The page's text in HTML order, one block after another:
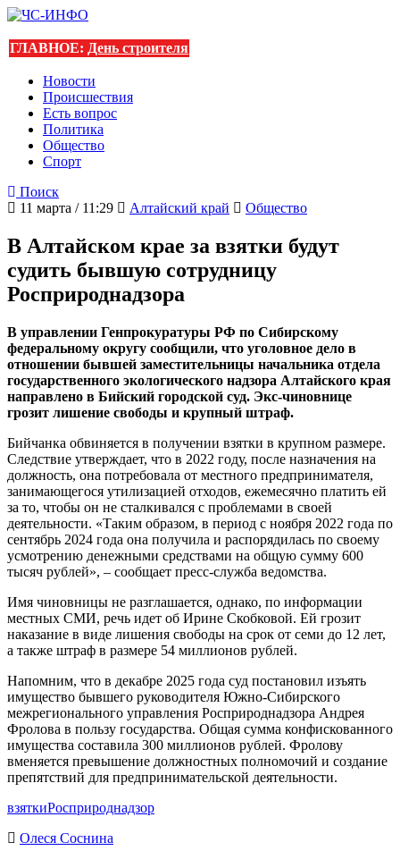
ГЛАВНОЕ: День строителя
Новости
Происшествия
Есть вопрос
Политика
Общество
Спорт
Поиск
11 марта / 11:29
Алтайский край Общество
В Алтайском крае за взятки будут
судить бывшую сотрудницу
Росприроднадзора
В управлении Генпрокуратуры РФ по Сибирскому
федеральному округу сообщили, что уголовное дело в
отношении бывшей заместительницы начальника отдела
государственного экологического надзора Алтайского края
направлено в Бийский городской суд. Экс-чиновнице
грозит лишение свободы и крупный штраф.
Бийчанка обвиняется в получении взятки в крупном размере.
Следствие утверждает, что в 2022 году, после назначения на
должность, она потребовала от местного предпринимателя,
занимающегося утилизацией отходов, ежемесячно платить ей
за то, чтобы он не сталкивался с проблемами в своей
деятельности. «Таким образом, в период с ноября 2022 года по
сентябрь 2024 года она получила и распорядилась по своему
усмотрению денежными средствами на общую сумму 600
тысяч рублей», – сообщает пресс-служба ведомства.
Имя чиновницы не разглашается, однако, по информации
местных СМИ, речь идет об Ирине Скобковой. Ей грозит
наказание в виде лишения свободы на срок от семи до 12 лет,
а также штраф в размере 54 миллионов рублей.
Напомним, что в декабре 2025 года суд постановил изъять
имущество бывшего руководителя Южно-Сибирского
межрегионального управления Росприроднадзора Андрея
Фролова в пользу государства. Общая сумма конфискованного
имущества составила 300 миллионов рублей. Фролову
вменяется превышение должностных полномочий и создание
препятствий для предпринимательской деятельности.
взяткиРосприроднадзор
Олеся Соснина